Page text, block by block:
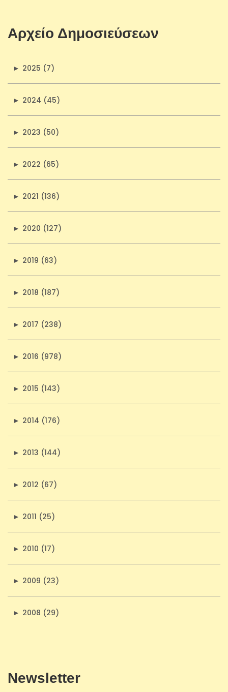
Αρχείο Δημοσιεύσεων
► 2025 (7)
► 2024 (45)
► 2023 (50)
► 2022 (65)
► 2021 (136)
► 2020 (127)
► 2019 (63)
► 2018 (187)
► 2017 (238)
► 2016 (978)
► 2015 (143)
► 2014 (176)
► 2013 (144)
► 2012 (67)
► 2011 (25)
► 2010 (17)
► 2009 (23)
► 2008 (29)
Newsletter